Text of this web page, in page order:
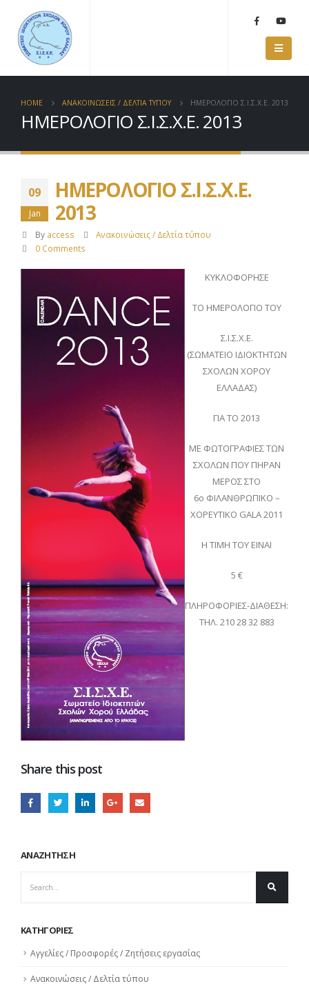
HOME ΑΝΑΚΟΙΝΩΣΕΙΣ / ΔΕΛΤΙΑ ΤΥΠΟΥ ΗΜΕΡΟΛΟΓΙΟ Σ.Ι.Σ.Χ.Ε. 2013
ΗΜΕΡΟΛΟΓΙΟ Σ.Ι.Σ.Χ.Ε. 2013
09
Jan
ΗΜΕΡΟΛΟΓΙΟ Σ.Ι.Σ.Χ.Ε.
2013
By access
Ανακοινώσεις / Δελτία τύπου
0 Comments
ΚΥΚΛΟΦΟΡΗΣΕ
ΤΟ ΗΜΕΡΟΛΟΓΙΟ ΤΟΥ
Σ.Ι.Σ.Χ.Ε.
(ΣΩΜΑΤΕΙΟ ΙΔΙΟΚΤΗΤΩΝ
ΣΧΟΛΩΝ ΧΟΡΟΥ
ΕΛΛΑΔΑΣ)
ΓΙΑ ΤΟ 2013
ΜΕ ΦΩΤΟΓΡΑΦΙΕΣ ΤΩΝ
ΣΧΟΛΩΝ ΠΟΥ ΠΗΡΑΝ
ΜΕΡΟΣ ΣΤΟ
6ο ΦΙΛΑΝΘΡΩΠΙΚΟ –
ΧΟΡΕΥΤΙΚΟ GALA 2011
Η ΤΙΜΗ ΤΟΥ ΕΙΝΑΙ
5 €
ΠΛΗΡΟΦΟΡΙΕΣ-ΔΙΑΘΕΣΗ:
ΤΗΛ. 210 28 32 883
Share this post
ΑΝΑΖΗΤΗΣΗ
ΚΑΤΗΓΟΡΙΕΣ
Αγγελίες / Προσφορές / Ζητήσεις εργασίας
Ανακοινώσεις / Δελτία τύπου